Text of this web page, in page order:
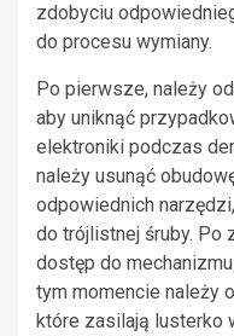
zdobyciu
do procesu wymiany.
Po pierwsze, należy
aby uniknąć
elektroniki podczas
należy usunąć
odpowiednich
do trójlistnej śruby. Po
dostęp do
tym momencie należy
które zasilają lusterko